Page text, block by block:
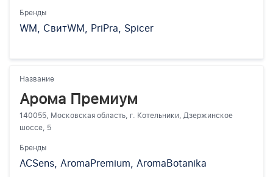
Бренды
WM, СвитWM, PriPra, Spicer
Название
Арома Премиум
140055, Московская область, г. Котельники, Дзержинское
шоссе, 5
Бренды
ACSens, AromaPremium, AromaBotanika